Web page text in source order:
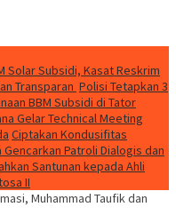
Solar Subsidi, Kasat Reskrim
Transparan Polisi Tetapkan 3
BBM Subsidi di Tator
Gelar Technical Meeting
Ciptakan Kondusifitas
Patroli Dialogis dan
Santunan kepada Ahli
II
Muhammad Taufik dan